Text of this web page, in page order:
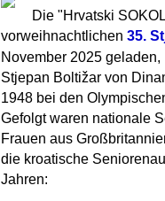
Die "Hrvatski
vorweihnachtlichen 35.
November 2025
Stjepan Boltižar von
1948 bei den
Gefolgt waren nationale
Frauen aus
die kroatische
Jahren: